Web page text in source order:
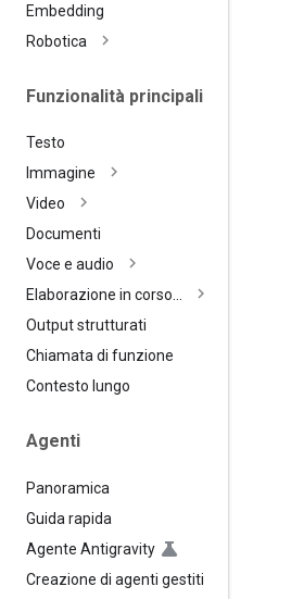
Embedding
Robotica
Funzionalità principali
Testo
Immagine
Video
Documenti
Voce e audio
Elaborazione in corso…
Output strutturati
Chiamata di funzione
Contesto lungo
Agenti
Panoramica
Guida rapida
Agente Antigravity
Creazione di agenti gestiti